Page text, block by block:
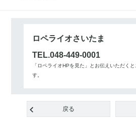
ロペライオさいたま
TEL.048-449-0001
「ロペライオHPを見た」とお伝えいただく
す。
戻る